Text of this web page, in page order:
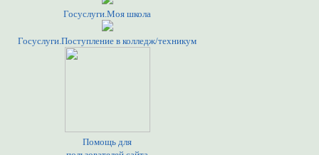
Госуслуги.Моя школа
Госуслуги.Поступление в колледж/техникум
Помощь для